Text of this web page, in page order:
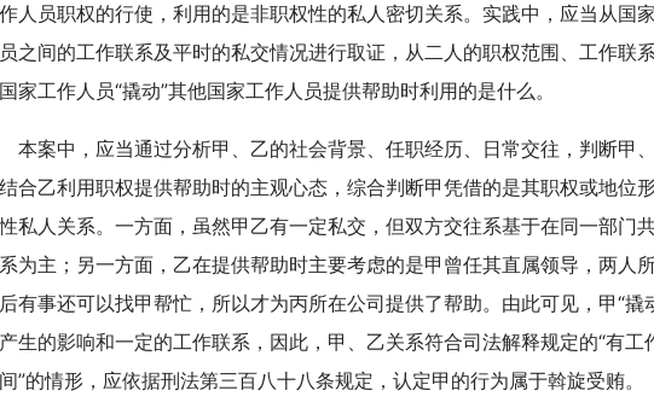
人员职权的行使，利用的是非职权性的私人密切关系。实践中，应当从国
之间的工作联系及平时的私交情况进行取证，从二人的职权范围、工作联
家工作人员“撬动”其他国家工作人员提供帮助时利用的是什么。
案中，应当通过分析甲、乙的社会背景、任职经历、日常交往，判断甲、
合乙利用职权提供帮助时的主观心态，综合判断甲凭借的是其职权或地位
私人关系。一方面，虽然甲乙有一定私交，但双方交往系基于在同一部门
为主；另一方面，乙在提供帮助时主要考虑的是甲曾任其直属领导，两人
有事还可以找甲帮忙，所以才为丙所在公司提供了帮助。由此可见，甲“
生的影响和一定的工作联系，因此，甲、乙关系符合司法解释规定的“有
”的情形，应依据刑法第三百八十八条规定，认定甲的行为属于斡旋受贿。